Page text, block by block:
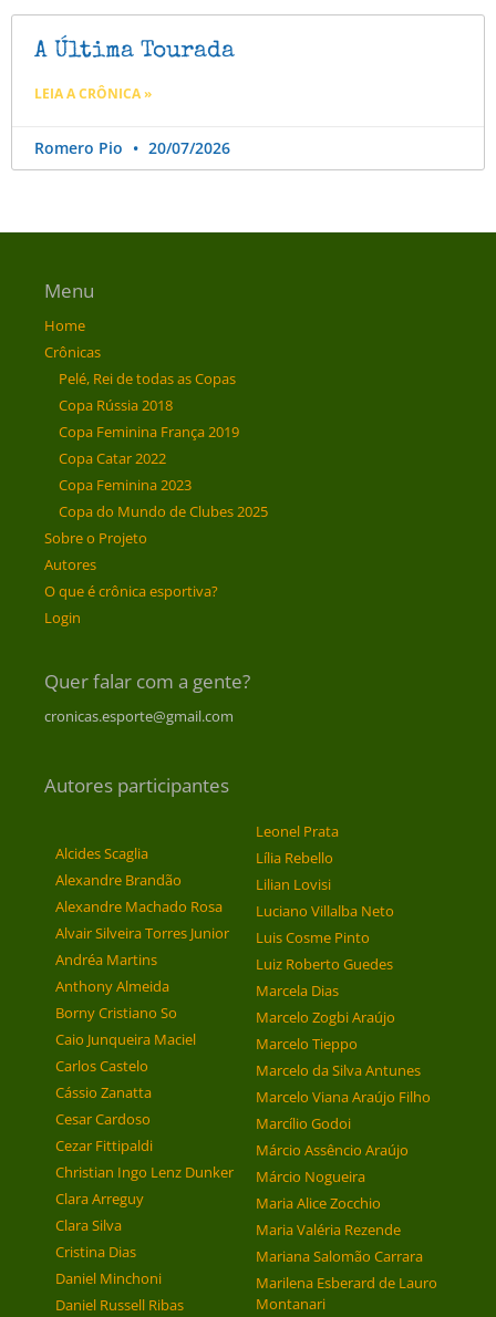
A Última Tourada
LEIA A CRÔNICA »
Romero Pio 20/07/2026
Menu
Home
Crônicas
Pelé, Rei de todas as Copas
Copa Rússia 2018
Copa Feminina França 2019
Copa Catar 2022
Copa Feminina 2023
Copa do Mundo de Clubes 2025
Sobre o Projeto
Autores
O que é crônica esportiva?
Login
Quer falar com a gente?
cronicas.esporte@gmail.com
Autores participantes
Alcides Scaglia
Alexandre Brandão
Alexandre Machado Rosa
Alvair Silveira Torres Junior
Andréa Martins
Anthony Almeida
Borny Cristiano So
Caio Junqueira Maciel
Carlos Castelo
Cássio Zanatta
Cesar Cardoso
Cezar Fittipaldi
Christian Ingo Lenz Dunker
Clara Arreguy
Clara Silva
Cristina Dias
Daniel Minchoni
Daniel Russell Ribas
Leonel Prata
Lília Rebello
Lilian Lovisi
Luciano Villalba Neto
Luis Cosme Pinto
Luiz Roberto Guedes
Marcela Dias
Marcelo Zogbi Araújo
Marcelo Tieppo
Marcelo da Silva Antunes
Marcelo Viana Araújo Filho
Marcílio Godoi
Márcio Assêncio Araújo
Márcio Nogueira
Maria Alice Zocchio
Maria Valéria Rezende
Mariana Salomão Carrara
Marilena Esberard de Lauro
Montanari